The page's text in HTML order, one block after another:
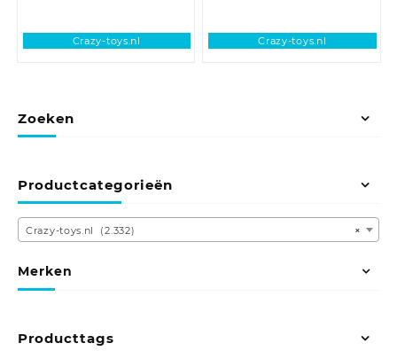
Crazy-toys.nl Crazy-toys.nl
Zoeken
Productcategorieën
×
Crazy-toys.nl (2.332)
Merken
Producttags